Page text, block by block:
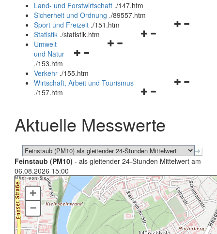
und
schließen
Land- und Forstwirtschaft ./147.htm
Sicherheit und Ordnung ./89557.htm
Navigationsmenü
Sport und Freizeit ./151.htm
Navigationsmenü
Statistik ./statistik.htm
Navigationsmenü
und
schließen
Umwelt
und Natur
./153.htm
Verkehr ./155.htm
Navigationsmenü
schließen
Wirtschaft, Arbeit und Tourismus
./157.htm
Aktuelle Messwerte
Feinstaub (PM10) - als gleitender 24-Stunden Mittelwert am
06.08.2026 15:00
+
–